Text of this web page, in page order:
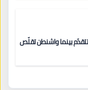
تتقدّم بينما واشنطن تقلّص